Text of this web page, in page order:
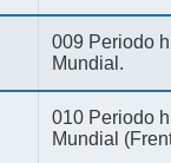
009 Periodo
Mundial.
010 Periodo
Mundial